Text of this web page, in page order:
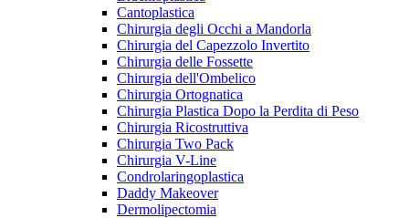
Cantoplastica
Chirurgia degli Occhi a Mandorla
Chirurgia del Capezzolo Invertito
Chirurgia delle Fossette
Chirurgia dell'Ombelico
Chirurgia Ortognatica
Chirurgia Plastica Dopo la Perdita di Peso
Chirurgia Ricostruttiva
Chirurgia Two Pack
Chirurgia V-Line
Condrolaringoplastica
Daddy Makeover
Dermolipectomia